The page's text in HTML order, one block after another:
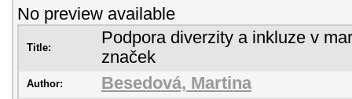
No preview available
Title:
Podpora diverzity a inkluze v
značek
Author: Besedová, Martina